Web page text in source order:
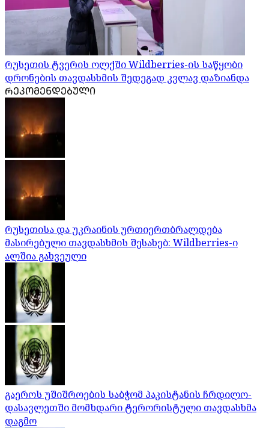
რუსეთის ტვერის ოლქში Wildberries-ის საწყობი
დრონების თავდასხმის შედეგად კვლავ დაზიანდა
ᲠᲔᲙᲝᲛᲔᲜᲓᲔᲑᲣᲚᲘ
რუსეთისა და უკრაინის ურთიერთბრალდება
მასირებული თავდასხმის შესახებ: Wildberries-ი
ალშია გახვეული
გაეროს უშიშროების საბჭომ პაკისტანის ჩრდილო-
დასავლეთში მომხდარი ტერორისტული თავდასხმა
დაგმო